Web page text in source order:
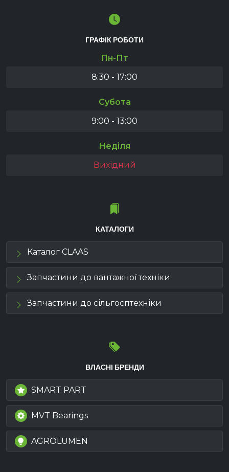
ГРАФІК РОБОТИ
Пн-Пт
8:30 - 17:00
Субота
9:00 - 13:00
Неділя
Вихідний
КАТАЛОГИ
Каталог CLAAS
Запчастини до вантажної техніки
Запчастини до сільгосптехніки
ВЛАСНІ БРЕНДИ
SMART PART
MVT Bearings
AGROLUMEN